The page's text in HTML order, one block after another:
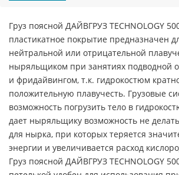
Груз поясной ДАЙВГРУЗ TECHNOLOGY
пластикатное покрытие предназначен
нейтральной или отрицательной
ныряльщиком при занятиях подводной
и фридайвингом, т.к. гидрокостюм
положительную плавучесть. Грузовые
возможность погрузить тело в
дает ныряльщику возможность не
для нырка, при которых теряется
энергии и увеличивается расход
Груз поясной ДАЙВГРУЗ TECHNOLOGY